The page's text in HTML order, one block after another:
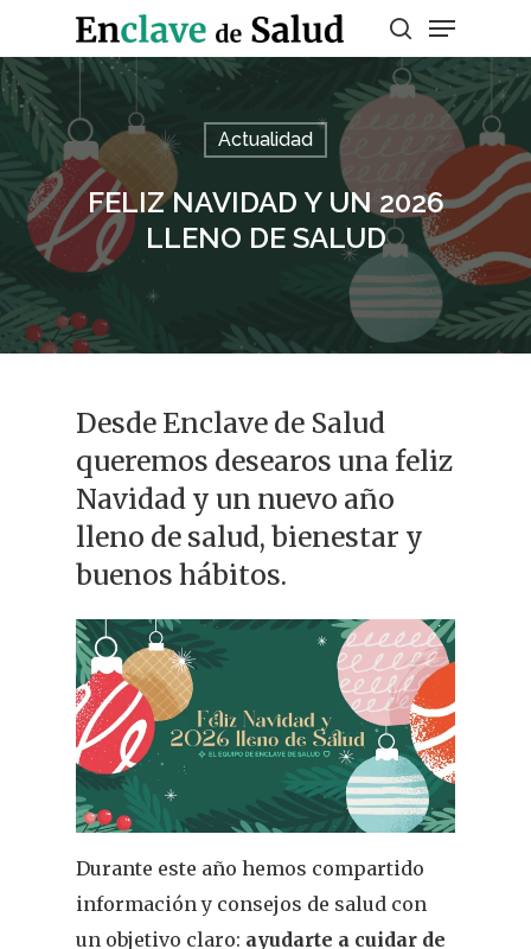
Presiona enter para buscar o ESC para
Actualidad
FELIZ NAVIDAD Y UN 2026
LLENO DE SALUD
Desde Enclave de Salud
queremos desearos una feliz
Navidad y un nuevo año
lleno de salud, bienestar y
buenos hábitos.
Durante este año hemos compartido
información y consejos de salud con
un objetivo claro: ayudarte a cuidar de